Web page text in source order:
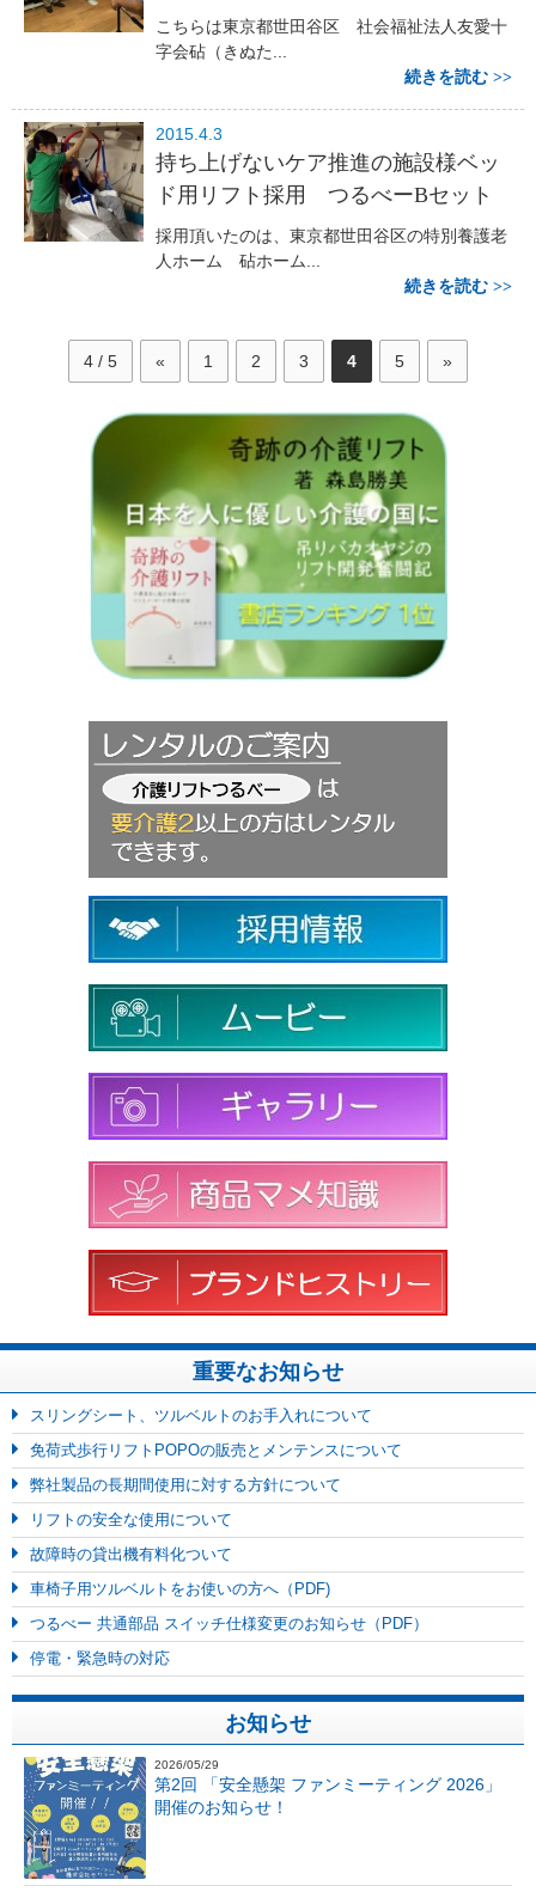
こちらは東京都世田谷区 社会福祉法人友愛十
字会砧（きぬた...
続きを読む
2015.4.3
持ち上げないケア推進の施設様ベッ
ド用リフト採用 つるべーBセット
採用頂いたのは、東京都世田谷区の特別養護老
人ホーム 砧ホーム...
続きを読む
4 / 5 « 1 2 3 4 5 »
重要なお知らせ
スリングシート、ツルベルトのお手入れについて
免荷式歩行リフトPOPOの販売とメンテンスについて
弊社製品の長期間使用に対する方針について
リフトの安全な使用について
故障時の貸出機有料化ついて
車椅子用ツルベルトをお使いの方へ（PDF)
つるべー 共通部品 スイッチ仕様変更のお知らせ（PDF）
停電・緊急時の対応
お知らせ
2026/05/29
第2回 「安全懸架 ファンミーティング 2026」
開催のお知らせ！